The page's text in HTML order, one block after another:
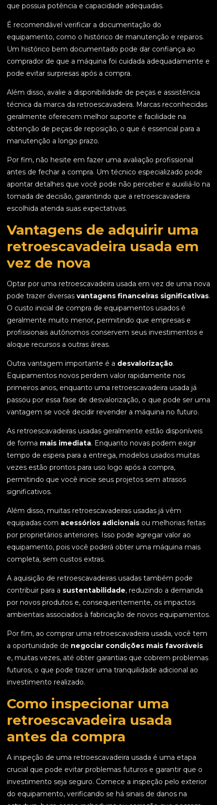
que possua potência e capacidade adequadas.
É recomendável verificar a documentação do
equipamento, como o histórico de manutenção e reparos.
Um histórico bem documentado pode dar confiança ao
comprador de que a máquina foi cuidada adequadamente e
pode evitar surpresas após a compra.
Além disso, avalie a disponibilidade de peças e assistência
técnica da marca da retroescavadeira. Marcas reconhecidas
geralmente oferecem melhor suporte e facilidade na
obtenção de peças de reposição, o que é essencial para a
manutenção a longo prazo.
Por fim, não hesite em fazer uma avaliação profissional
antes de fechar a compra. Um técnico especializado pode
apontar detalhes que você pode não perceber e auxiliá-lo na
tomada de decisão, garantindo que a retroescavadeira
escolhida atenda suas expectativas.
Vantagens de adquirir uma
retroescavadeira usada em
vez de nova
Optar por uma retroescavadeira usada em vez de uma nova
pode trazer diversas vantagens financeiras significativas.
O custo inicial de compra de equipamentos usados é
geralmente muito menor, permitindo que empresas e
profissionais autônomos conservem seus investimentos e
aloque recursos a outras áreas.
Outra vantagem importante é a desvalorização.
Equipamentos novos perdem valor rapidamente nos
primeiros anos, enquanto uma retroescavadeira usada já
passou por essa fase de desvalorização, o que pode ser uma
vantagem se você decidir revender a máquina no futuro.
As retroescavadeiras usadas geralmente estão disponíveis
de forma mais imediata. Enquanto novas podem exigir
tempo de espera para a entrega, modelos usados muitas
vezes estão prontos para uso logo após a compra,
permitindo que você inicie seus projetos sem atrasos
significativos.
Além disso, muitas retroescavadeiras usadas já vêm
equipadas com acessórios adicionais ou melhorias feitas
por proprietários anteriores. Isso pode agregar valor ao
equipamento, pois você poderá obter uma máquina mais
completa, sem custos extras.
A aquisição de retroescavadeiras usadas também pode
contribuir para a sustentabilidade, reduzindo a demanda
por novos produtos e, consequentemente, os impactos
ambientais associados à fabricação de novos equipamentos.
Por fim, ao comprar uma retroescavadeira usada, você tem
a oportunidade de negociar condições mais favoráveis
e, muitas vezes, até obter garantias que cobrem problemas
futuros, o que pode trazer uma tranquilidade adicional ao
investimento realizado.
Como inspecionar uma
retroescavadeira usada
antes da compra
A inspeção de uma retroescavadeira usada é uma etapa
crucial que pode evitar problemas futuros e garantir que o
investimento seja seguro. Comece a inspeção pelo exterior
do equipamento, verificando se há sinais de danos na